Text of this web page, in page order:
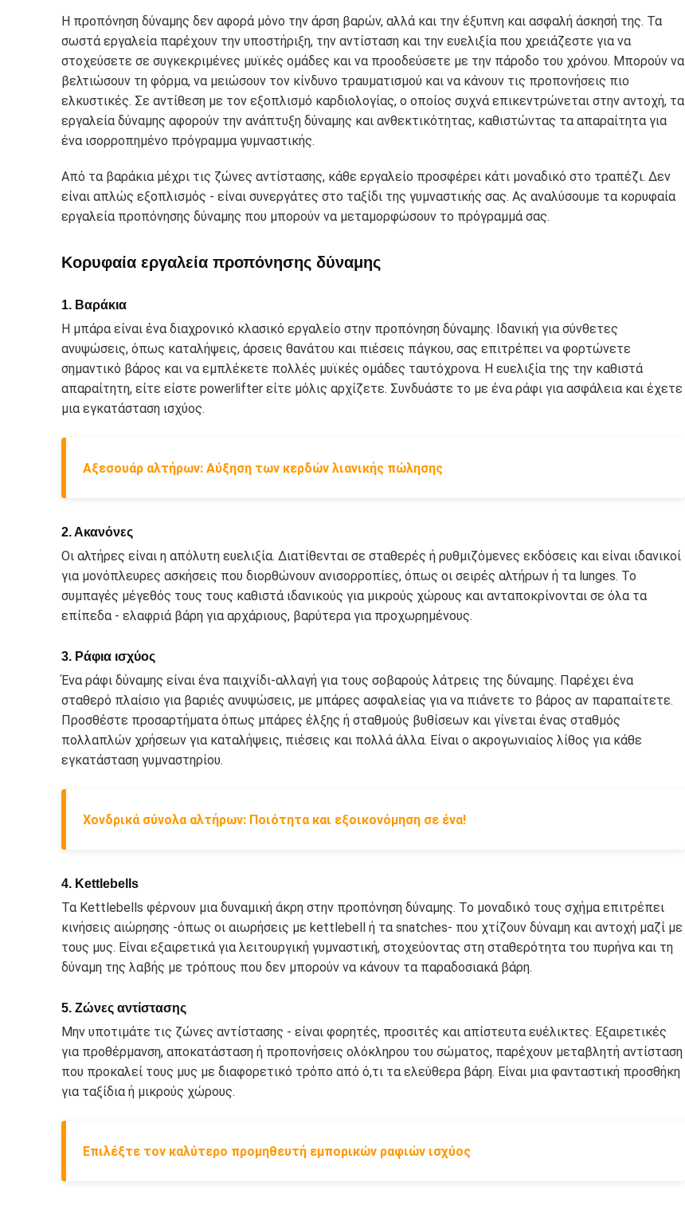
Η προπόνηση δύναμης δεν αφορά μόνο την άρση βαρών, αλλά και την έξυπνη και ασφαλή άσκησή της. Τα
σωστά εργαλεία παρέχουν την υποστήριξη, την αντίσταση και την ευελιξία που χρειάζεστε για να
στοχεύσετε σε συγκεκριμένες μυϊκές ομάδες και να προοδεύσετε με την πάροδο του χρόνου. Μπορούν να
βελτιώσουν τη φόρμα, να μειώσουν τον κίνδυνο τραυματισμού και να κάνουν τις προπονήσεις πιο
ελκυστικές. Σε αντίθεση με τον εξοπλισμό καρδιολογίας, ο οποίος συχνά επικεντρώνεται στην αντοχή, τα
εργαλεία δύναμης αφορούν την ανάπτυξη δύναμης και ανθεκτικότητας, καθιστώντας τα απαραίτητα για
ένα ισορροπημένο πρόγραμμα γυμναστικής.
Από τα βαράκια μέχρι τις ζώνες αντίστασης, κάθε εργαλείο προσφέρει κάτι μοναδικό στο τραπέζι. Δεν
είναι απλώς εξοπλισμός - είναι συνεργάτες στο ταξίδι της γυμναστικής σας. Ας αναλύσουμε τα κορυφαία
εργαλεία προπόνησης δύναμης που μπορούν να μεταμορφώσουν το πρόγραμμά σας.
Κορυφαία εργαλεία προπόνησης δύναμης
1. Βαράκια
Η μπάρα είναι ένα διαχρονικό κλασικό εργαλείο στην προπόνηση δύναμης. Ιδανική για σύνθετες
ανυψώσεις, όπως καταλήψεις, άρσεις θανάτου και πιέσεις πάγκου, σας επιτρέπει να φορτώνετε
σημαντικό βάρος και να εμπλέκετε πολλές μυϊκές ομάδες ταυτόχρονα. Η ευελιξία της την καθιστά
απαραίτητη, είτε είστε powerlifter είτε μόλις αρχίζετε. Συνδυάστε το με ένα ράφι για ασφάλεια και έχετε
μια εγκατάσταση ισχύος.
Αξεσουάρ αλτήρων: Αύξηση των κερδών λιανικής πώλησης
2. Ακανόνες
Οι αλτήρες είναι η απόλυτη ευελιξία. Διατίθενται σε σταθερές ή ρυθμιζόμενες εκδόσεις και είναι ιδανικοί
για μονόπλευρες ασκήσεις που διορθώνουν ανισορροπίες, όπως οι σειρές αλτήρων ή τα lunges. Το
συμπαγές μέγεθός τους τους καθιστά ιδανικούς για μικρούς χώρους και ανταποκρίνονται σε όλα τα
επίπεδα - ελαφριά βάρη για αρχάριους, βαρύτερα για προχωρημένους.
3. Ράφια ισχύος
Ένα ράφι δύναμης είναι ένα παιχνίδι-αλλαγή για τους σοβαρούς λάτρεις της δύναμης. Παρέχει ένα
σταθερό πλαίσιο για βαριές ανυψώσεις, με μπάρες ασφαλείας για να πιάνετε το βάρος αν παραπαίτετε.
Προσθέστε προσαρτήματα όπως μπάρες έλξης ή σταθμούς βυθίσεων και γίνεται ένας σταθμός
πολλαπλών χρήσεων για καταλήψεις, πιέσεις και πολλά άλλα. Είναι ο ακρογωνιαίος λίθος για κάθε
εγκατάσταση γυμναστηρίου.
Χονδρικά σύνολα αλτήρων: Ποιότητα και εξοικονόμηση σε ένα!
4. Kettlebells
Τα Kettlebells φέρνουν μια δυναμική άκρη στην προπόνηση δύναμης. Το μοναδικό τους σχήμα επιτρέπει
κινήσεις αιώρησης -όπως οι αιωρήσεις με kettlebell ή τα snatches- που χτίζουν δύναμη και αντοχή μαζί με
τους μυς. Είναι εξαιρετικά για λειτουργική γυμναστική, στοχεύοντας στη σταθερότητα του πυρήνα και τη
δύναμη της λαβής με τρόπους που δεν μπορούν να κάνουν τα παραδοσιακά βάρη.
5. Ζώνες αντίστασης
Μην υποτιμάτε τις ζώνες αντίστασης - είναι φορητές, προσιτές και απίστευτα ευέλικτες. Εξαιρετικές
για προθέρμανση, αποκατάσταση ή προπονήσεις ολόκληρου του σώματος, παρέχουν μεταβλητή αντίσταση
που προκαλεί τους μυς με διαφορετικό τρόπο από ό,τι τα ελεύθερα βάρη. Είναι μια φανταστική προσθήκη
για ταξίδια ή μικρούς χώρους.
Επιλέξτε τον καλύτερο προμηθευτή εμπορικών ραφιών ισχύος